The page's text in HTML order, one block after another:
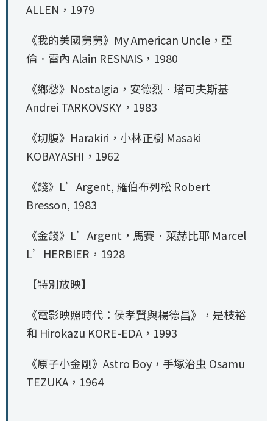
ALLEN，1979
《我的美國舅舅》My American Uncle，亞
倫．雷內 Alain RESNAIS，1980
《鄉愁》Nostalgia，安德烈．塔可夫斯基
Andrei TARKOVSKY，1983
《切腹》Harakiri，小林正樹 Masaki
KOBAYASHI，1962
《錢》L’Argent, 羅伯布列松 Robert
Bresson, 1983
《金錢》L’Argent，馬賽．萊赫比耶 Marcel
L’HERBIER，1928
【特別放映】
《電影映照時代：侯孝賢與楊德昌》，是枝裕
和 Hirokazu KORE-EDA，1993
《原子小金剛》Astro Boy，手塚治虫 Osamu
TEZUKA，1964